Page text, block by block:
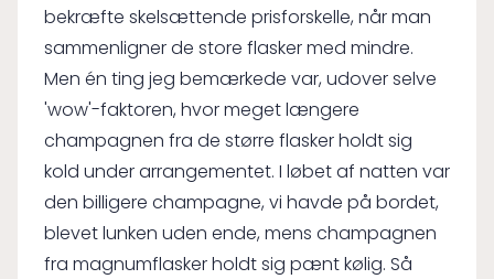
bekræfte skelsættende prisforskelle, når man
sammenligner de store flasker med mindre.
Men én ting jeg bemærkede var, udover selve
'wow'-faktoren, hvor meget længere
champagnen fra de større flasker holdt sig
kold under arrangementet. I løbet af natten var
den billigere champagne, vi havde på bordet,
blevet lunken uden ende, mens champagnen
fra magnumflasker holdt sig pænt kølig. Så